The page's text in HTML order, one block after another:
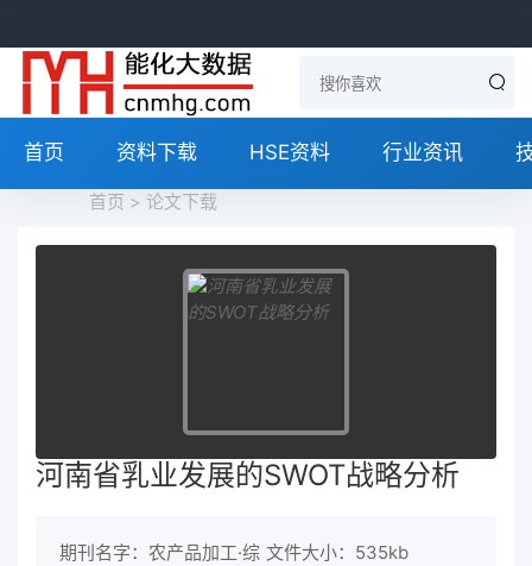
首页 资料下载 HSE资料 行业资讯
首页 > 论文下载
河南省乳业发展的SWOT战略分析
期刊名字：农产品加工·综 文件大小：535kb